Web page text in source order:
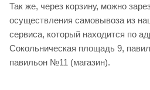
Так же, через корзину, можно
осуществления самовывоза из
сервиса, который находится по
Сокольническая площадь 9,
павильон №11 (магазин).